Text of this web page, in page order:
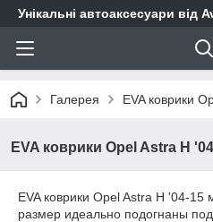
Унікальні автоаксесуари від
Галерея EVA коврики
EVA коврики Opel Astra H
EVA коврики Opel Astra H '04-
размер идеально подогнаны под